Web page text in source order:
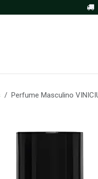
Perfume Masculino